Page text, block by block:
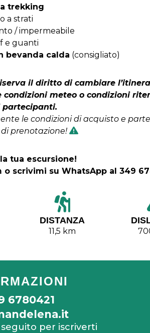
trekking
a strati
/ impermeabile
e guanti
bevanda calda (consigliato)
il diritto di cambiare
condizioni meteo o condizioni
partecipanti.
le condizioni di acquisto e
prenotazione!
tua escursione!
o scrivimi su WhatsApp al 349
DISTANZA
11,5 km
6780421
per iscriverti